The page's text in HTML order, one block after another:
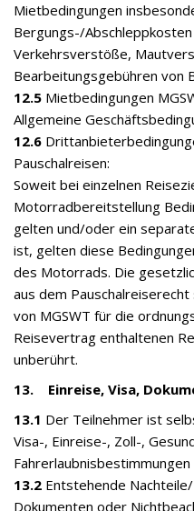
Mietbedingungen
Bergungs-/
Verkehrsverstöße,
Bearbeitungsgebühren von
12.5 Mietbedingungen
Allgemeine
12.6
Pauschalreisen:
Soweit bei einzelnen
Motorradbereitstellung
gelten und/oder ein
ist, gelten diese
des Motorrads. Die
aus dem
von MGSWT für die
Reisevertrag enthaltenen
unberührt.
13. Einreise, Visa,
13.1 Der Teilnehmer ist
Visa-, Einreise-, Zoll-,
13.2 Entstehende
Dokumenten oder